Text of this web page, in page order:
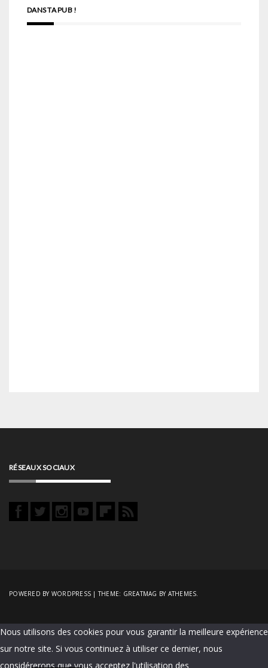
DANS TA PUB !
RÉSEAUX SOCIAUX
POWERED BY WORDPRESS |THEME: GREATMAG BY ATHEMES.
Nous utilisons des cookies pour vous garantir la meilleure expérience
sur notre site. Si vous continuez à utiliser ce dernier, nous
considérerons que vous acceptez l'utilisation des